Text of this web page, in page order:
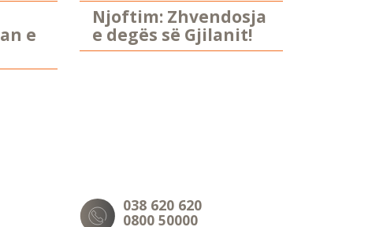
e
Njoftim: Zhvendosja
e degës së Gjilanit!
038 620 620
0800 50000